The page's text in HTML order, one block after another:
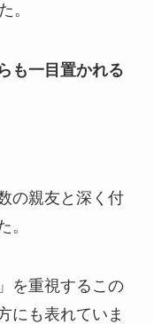
。
も一目置かれる
の親友と深く付
。
を重視するこの
にも表れていま